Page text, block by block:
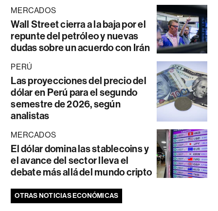
MERCADOS
Wall Street cierra a la baja por el
repunte del petróleo y nuevas
dudas sobre un acuerdo con Irán
PERÚ
Las proyecciones del precio del
dólar en Perú para el segundo
semestre de 2026, según
analistas
MERCADOS
El dólar domina las stablecoins y
el avance del sector lleva el
debate más allá del mundo cripto
OTRAS NOTICIAS ECONÓMICAS